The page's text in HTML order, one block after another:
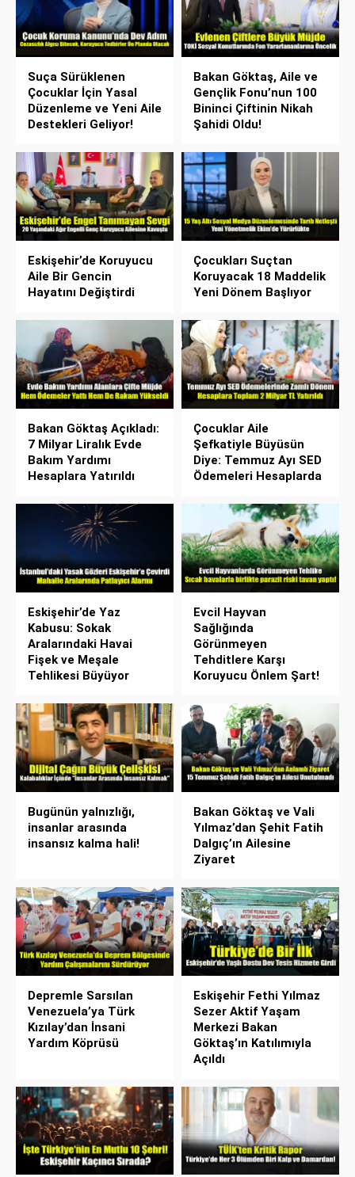
Suça Sürüklenen
Çocuklar İçin Yasal
Düzenleme ve Yeni Aile
Destekleri Geliyor!
Bakan Göktaş, Aile ve
Gençlik Fonu’nun 100
Bininci Çiftinin Nikah
Şahidi Oldu!
Eskişehir’de Koruyucu
Aile Bir Gencin
Hayatını Değiştirdi
Çocukları Suçtan
Koruyacak 18 Maddelik
Yeni Dönem Başlıyor
Bakan Göktaş Açıkladı:
7 Milyar Liralık Evde
Bakım Yardımı
Hesaplara Yatırıldı
Çocuklar Aile
Şefkatiyle Büyüsün
Diye: Temmuz Ayı SED
Ödemeleri Hesaplarda
Eskişehir’de Yaz
Kabusu: Sokak
Aralarındaki Havai
Fişek ve Meşale
Tehlikesi Büyüyor
Evcil Hayvan
Sağlığında
Görünmeyen
Tehditlere Karşı
Koruyucu Önlem Şart!
Bugünün yalnızlığı,
insanlar arasında
insansız kalma hali!
Bakan Göktaş ve Vali
Yılmaz’dan Şehit Fatih
Dalgıç’ın Ailesine
Ziyaret
Depremle Sarsılan
Venezuela’ya Türk
Kızılay’dan İnsani
Yardım Köprüsü
Eskişehir Fethi Yılmaz
Sezer Aktif Yaşam
Merkezi Bakan
Göktaş’ın Katılımıyla
Açıldı